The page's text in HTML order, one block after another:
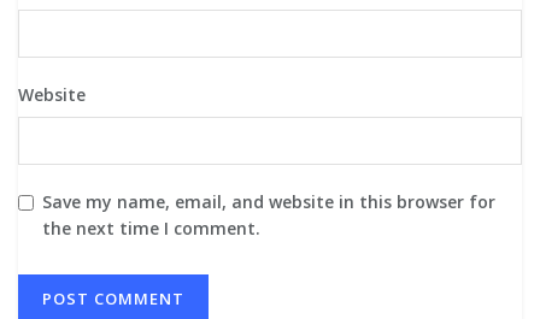
Website
Save my name, email, and website in this browser for
the next time I comment.